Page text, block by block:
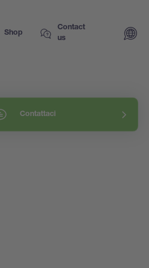
Shop
Contact
us
Contattaci